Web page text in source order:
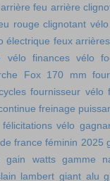
feu arrière
rouge clignotant vélo
électrique feux
vélo finances vélo
Fox 170 mm
fournisseur vélo
freinage
félicitations vélo
france féminin 2025
gain watts gamme
lambert giant alu